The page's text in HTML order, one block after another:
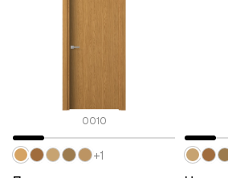
0010
+1